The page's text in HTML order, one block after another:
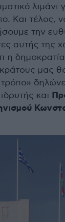
λιμάνι
Και τέλος,
την
αυτής της
η
μας
και